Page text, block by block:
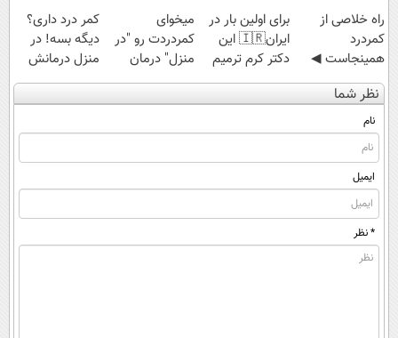
‌راه خلاصی از
کمردرد
همینجاست ◀
فقط کافیه فرم
رو پر کنی!
برای اولین بار در
ایران🇮🇷 این
دکتر کرم ترمیم
کننده 23 روزه
ساخت!
میخوای
کمردردت رو "در
منزل" درمان
کنی؟ (◂فیلم +
◂پرسش‌نامه)
کمر درد داری؟
دیگه بسه! در
منزل درمانش
کن
(◀پرسش‌نامه)
نظر شما
نام
ایمیل
* نظر